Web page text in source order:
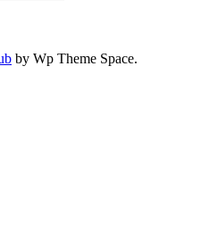
by Wp Theme Space.